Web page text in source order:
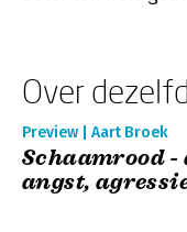
Over
Preview | Aart Broek
Schaamrood
angst,